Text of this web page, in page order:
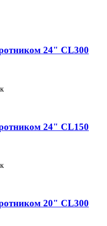
24" CL300
24" CL150
20" CL300